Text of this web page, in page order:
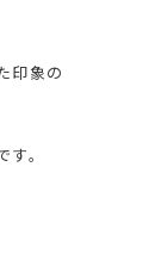
印象の
。